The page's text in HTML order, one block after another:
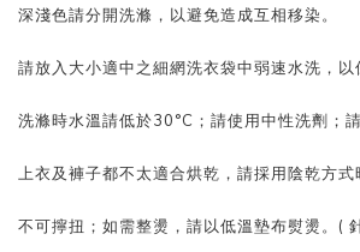
深淺色請分開洗滌，以避免造成互相移染。
請放入大小適中之細網洗衣袋中弱速水洗，以
洗滌時水溫請低於30°C；請使用中性洗劑；
上衣及褲子都不太適合烘乾，請採用陰乾方式
不可擰扭；如需整燙，請以低溫墊布熨燙。(